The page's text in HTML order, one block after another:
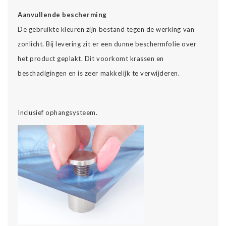
Aanvullende bescherming
De gebruikte kleuren zijn bestand tegen de werking van
zonlicht. Bij levering zit er een dunne beschermfolie over
het product geplakt. Dit voorkomt krassen en
beschadigingen en is zeer makkelijk te verwijderen.
Inclusief ophangsysteem.